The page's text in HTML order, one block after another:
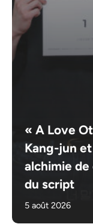
« A Love
Kang-jun
alchimie
du script
5 août 2026